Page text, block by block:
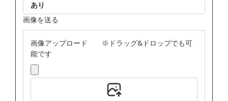
あり
画像を送る
画像アップロード ※ドラッグ&ドロップでも可
能です